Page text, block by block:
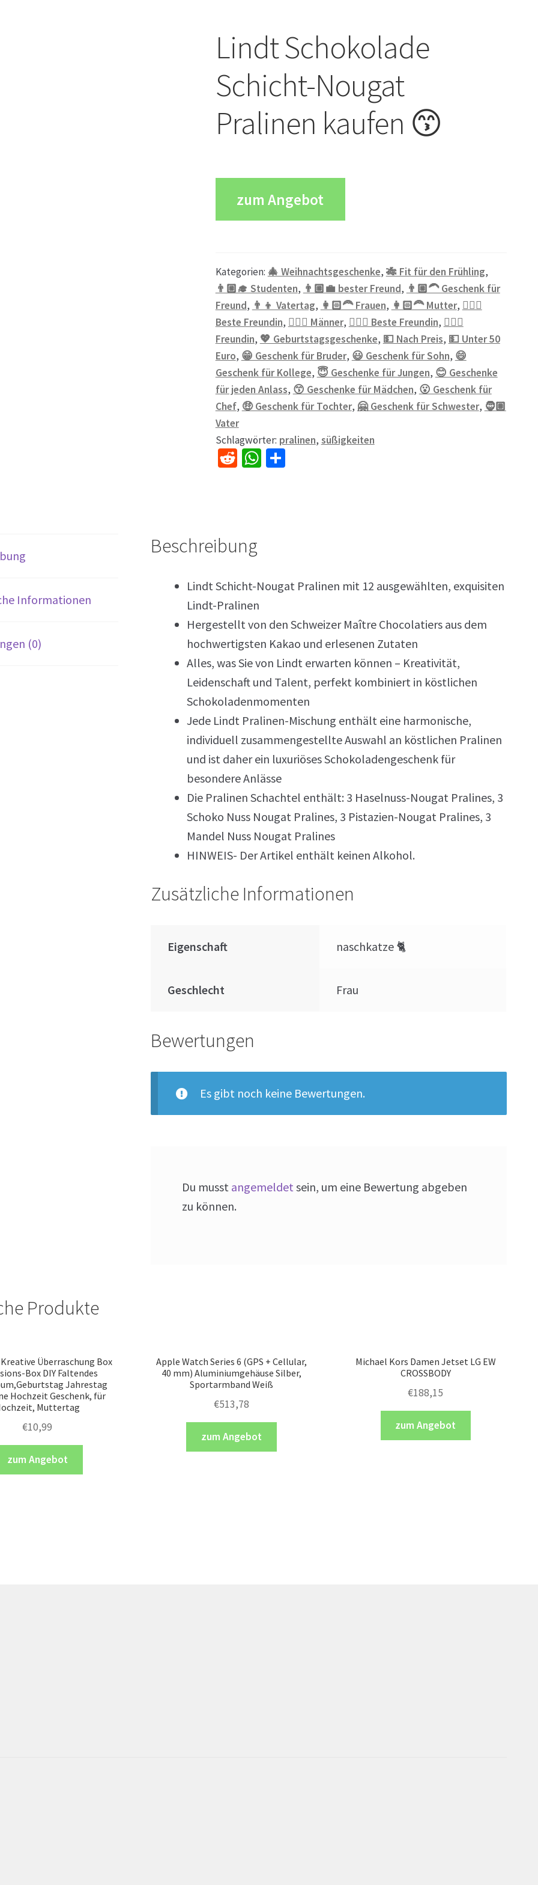
Lindt Schokolade
Schicht-Nougat
Pralinen kaufen 😙
zum Angebot
Kategorien: 🎄 Weihnachtsgeschenke, 🎋 Fit für den Frühling,
👨🏼‍🎓 Studenten, 👨🏼‍💼 bester Freund, 👨🏼‍🦱 Geschenk für
Freund, 👨‍👦 Vatertag, 👩🏻‍🦰 Frauen, 👩🏻‍🦰 Mutter, 👱🏻‍♀️
Beste Freundin, 👱🏼‍♂️ Männer, 💁🏼‍♀️ Beste Freundin, 💁🏼‍♀️
Freundin, 💖 Geburtstagsgeschenke, 💵 Nach Preis, 💵 Unter 50
Euro, 😁 Geschenk für Bruder, 😃 Geschenk für Sohn, 😄
Geschenk für Kollege, 😇 Geschenke für Jungen, 😊 Geschenke
für jeden Anlass, 😙 Geschenke für Mädchen, 😮 Geschenk für
Chef, 🤑 Geschenk für Tochter, 🤗 Geschenk für Schwester, 🧔🏽
Vater
Schlagwörter: pralinen, süßigkeiten
R W Te
Informationen
(0)
Beschreibung
Lindt Schicht-Nougat Pralinen mit 12 ausgewählten, exquisiten
Lindt-Pralinen
Hergestellt von den Schweizer Maître Chocolatiers aus dem
hochwertigsten Kakao und erlesenen Zutaten
Alles, was Sie von Lindt erwarten können – Kreativität,
Leidenschaft und Talent, perfekt kombiniert in köstlichen
Schokoladenmomenten
Jede Lindt Pralinen-Mischung enthält eine harmonische,
individuell zusammengestellte Auswahl an köstlichen Pralinen
und ist daher ein luxuriöses Schokoladengeschenk für
besondere Anlässe
Die Pralinen Schachtel enthält: 3 Haselnuss-Nougat Pralines, 3
Schoko Nuss Nougat Pralines, 3 Pistazien-Nougat Pralines, 3
Mandel Nuss Nougat Pralines
HINWEIS- Der Artikel enthält keinen Alkohol.
Zusätzliche Informationen
Eigenschaft naschkatze 🐈
Geschlecht Frau
Bewertungen
Es gibt noch keine Bewertungen.
Du musst angemeldetsein, um eine Bewertung abgeben
zu können.
Produkte
Kreative Überraschung Box
Box DIY Faltendes
Jahrestag
Hochzeit Geschenk, für
Muttertag
€10,99
zum Angebot
Apple Watch Series 6 (GPS + Cellular,
40 mm) Aluminiumgehäuse Silber,
Sportarmband Weiß
€513,78
zum Angebot
Michael Kors Damen Jetset LG EW
CROSSBODY
€188,15
zum Angebot